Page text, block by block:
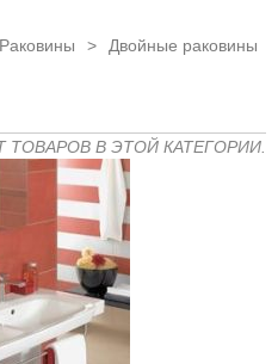
Раковины > Двойные раковины
ТОВАРОВ В ЭТОЙ КАТЕГОРИИ.